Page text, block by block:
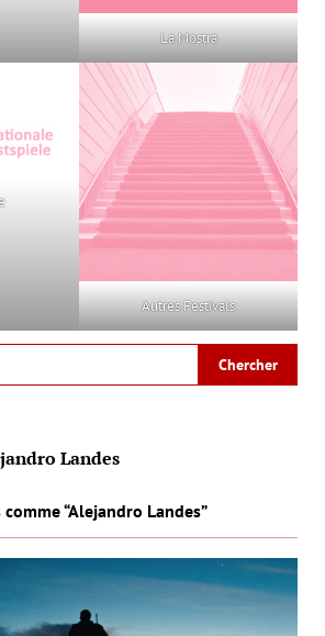
La Mostra
Autres Festivals
Landes
“Alejandro Landes”